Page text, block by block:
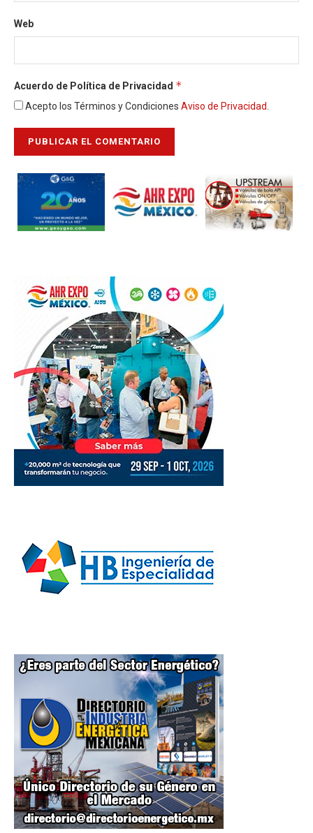
Web
Acuerdo de Política de Privacidad *
Acepto los Términos y Condiciones Aviso de Privacidad